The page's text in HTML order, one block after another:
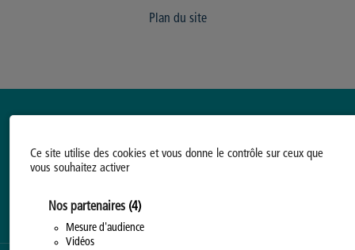
Ce site utilise des cookies et vous donne le contrôle sur ceux que
vous souhaitez activer
Nos partenaires (4)
Mesure d'audience
Vidéos
Plan du site